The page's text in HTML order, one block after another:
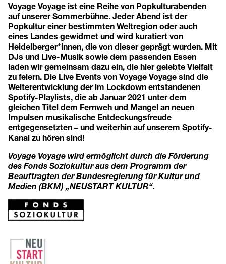
Voyage Voyage ist eine Reihe von Popkulturabenden
auf unserer Sommerbühne. Jeder Abend ist der
Popkultur einer bestimmten Weltregion oder auch
eines Landes gewidmet und wird kuratiert von
Heidelberger*innen, die von dieser geprägt wurden. Mit
DJs und Live-Musik sowie dem passenden Essen
laden wir gemeinsam dazu ein, die hier gelebte Vielfalt
zu feiern. Die Live Events von Voyage Voyage sind die
Weiterentwicklung der im Lockdown entstandenen
Spotify-Playlists, die ab Januar 2021 unter dem
gleichen Titel dem Fernweh und Mangel an neuen
Impulsen musikalische Entdeckungsfreude
entgegensetzten – und weiterhin auf unserem Spotify-
Kanal zu hören sind!
Voyage Voyage wird ermöglicht durch die Förderung
des Fonds Soziokultur aus dem Programm der
Beauftragten der Bundesregierung für Kultur und
Medien (BKM) „NEUSTART KULTUR“.